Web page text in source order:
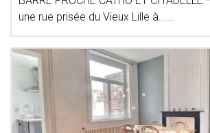
une rue prisée du Vieux Lille à......